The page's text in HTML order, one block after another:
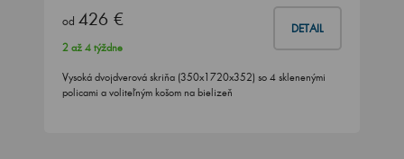
od 426 € DETAIL
2 až 4 týždne
Vysoká dvojdverová skriňa (350x1720x352) so 4 sklenenými
policami a voliteľným košom na bielizeň